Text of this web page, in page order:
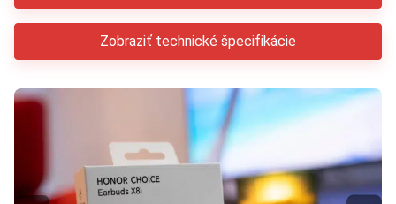
Zobraziť technické špecifikácie